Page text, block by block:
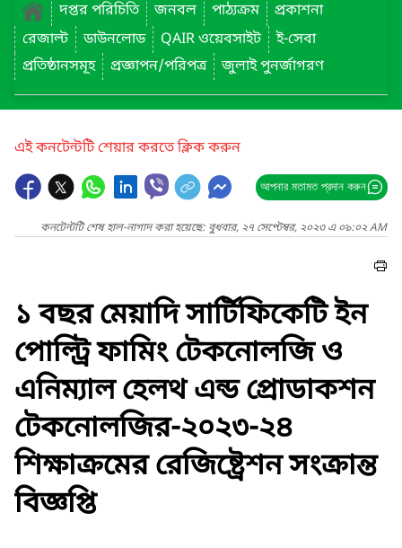
দপ্তর পরিচিতি
জনবল পাঠ্যক্রম
প্রকাশনা
রেজাল্ট
ডাউনলোড QAIR ওয়েবসাইট
ই-সেবা
প্রতিষ্ঠানসমূহ
প্রজ্ঞাপন/পরিপত্র জুলাই পুনর্জাগরণ
এই কনটেন্টটি শেয়ার করতে ক্লিক করুন
আপনার মতামত প্রদান করুন
কনটেন্টটি শেষ হাল-নাগাদ করা হয়েছে: বুধবার, ২৭ সেপ্টেম্বর, ২০২৩ এ ০৯:০২ AM
১ বছর মেয়াদি সার্টিফিকেটি ইন
পোল্ট্রি ফামিং টেকনোলজি ও
এনিম্যাল হেলথ এন্ড প্রোডাকশন
টেকনোলজির-২০২৩-২৪
শিক্ষাক্রমের রেজিষ্ট্রেশন সংক্রান্ত
বিজ্ঞপ্তি